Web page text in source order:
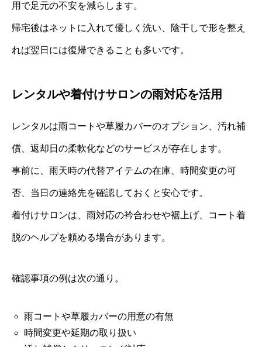
用で足元の不安を減らします。
帰宅後はネットに入れて優しく洗い、陰干しで形を整え
れば翌日には復帰できることも多いです。
レンタルや着付けサロンの雨対応を活用
レンタルは雨コートや草履カバーのオプション、汚れ補
償、返却日の柔軟化などのサービスが存在します。
事前に、雨天時の代替アイテムの在庫、時間変更の可
否、当日の連絡先を確認しておくと安心です。
着付けサロンは、雨対応の衿合わせや裾上げ、コート着
脱のヘルプを頼める場合があります。
確認事項の例は次の通り。
雨コートや草履カバーの用意の有無
時間変更や延期の取り扱い